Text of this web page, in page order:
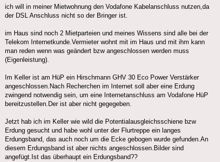
ich will in meiner Mietwohnung den Vodafone Kabelanschluss nutzen,da
der DSL Anschluss nicht so der Bringer ist.
im Haus sind noch 2 Mietparteien und meines Wissens sind alle bei der
Telekom Internetkunde.Vermieter wohnt mit im Haus und mit ihm kann
man reden wenn was geändert bzw angeschlossen werden muss
(Eigenleistung).
Im Keller ist am HüP ein Hirschmann GHV 30 Eco Power Verstärker
angeschlossen.Nach Recherchen im Internet soll aber eine Erdung
zwingend notwendig sein, um eine Internetanschluss am Vodafone HüP
bereitzustellen.Der ist aber nicht gegegeben.
Jetzt hab ich im Keller wie wild die Potentialausgleichsschiene bzw
Erdung gesucht und habe wohl unter der Flurtreppe ein langes
Erdungsband, das auch noch um die Ecke gebogen wurde gefunden.An
diesem Erdungsband ist aber nichts angeschlossen.Bilder sind
angefügt.Ist das überhaupt ein Erdungsband??